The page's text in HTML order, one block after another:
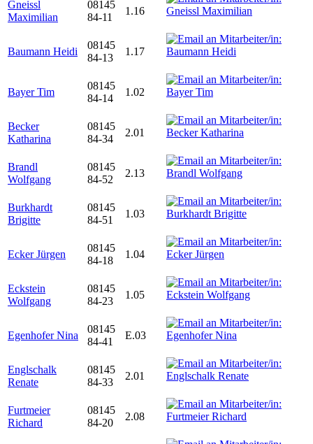
Gneissl
Maximilian
08145
84-11
1.16
Baumann Heidi
08145
84-13
1.17
Bayer Tim
08145
84-14
1.02
Becker
Katharina
08145
84-34
2.01
Brandl
Wolfgang
08145
84-52
2.13
Burkhardt
Brigitte
08145
84-51
1.03
Ecker Jürgen
08145
84-18
1.04
Eckstein
Wolfgang
08145
84-23
1.05
Egenhofer Nina
08145
84-41
E.03
Englschalk
Renate
08145
84-33
2.01
Furtmeier
Richard
08145
84-20
2.08